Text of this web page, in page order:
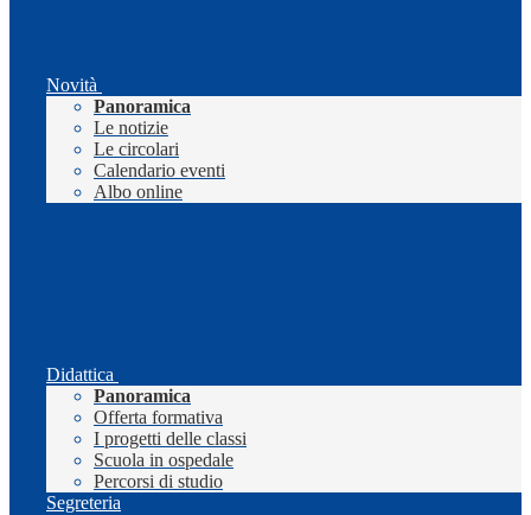
Novità
Panoramica
Le notizie
Le circolari
Calendario eventi
Albo online
Didattica
Panoramica
Offerta formativa
I progetti delle classi
Scuola in ospedale
Percorsi di studio
Segreteria